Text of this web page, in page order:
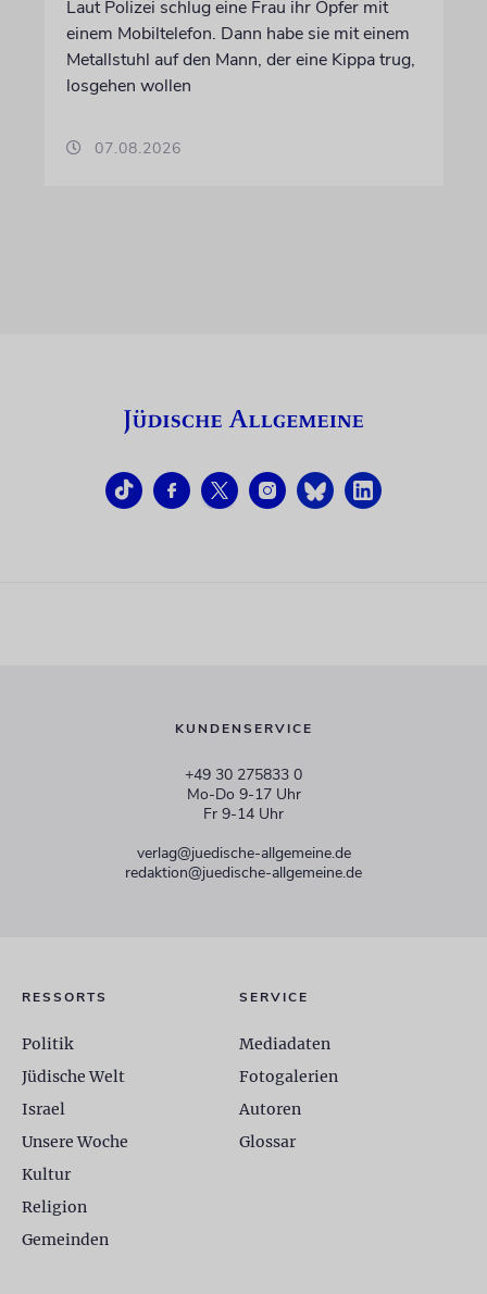
Laut Polizei schlug eine Frau ihr Opfer mit
einem Mobiltelefon. Dann habe sie mit einem
Metallstuhl auf den Mann, der eine Kippa trug,
losgehen wollen
07.08.2026
KUNDENSERVICE
+49 30 275833 0
Mo-Do 9-17 Uhr
Fr 9-14 Uhr
verlag@juedische-allgemeine.de
redaktion@juedische-allgemeine.de
RESSORTS
Politik
Jüdische Welt
Israel
Unsere Woche
Kultur
Religion
Gemeinden
SERVICE
Mediadaten
Fotogalerien
Autoren
Glossar